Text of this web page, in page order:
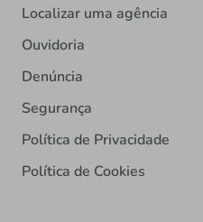
Localizar uma agência
Ouvidoria
Denúncia
Segurança
Política de Privacidade
Política de Cookies